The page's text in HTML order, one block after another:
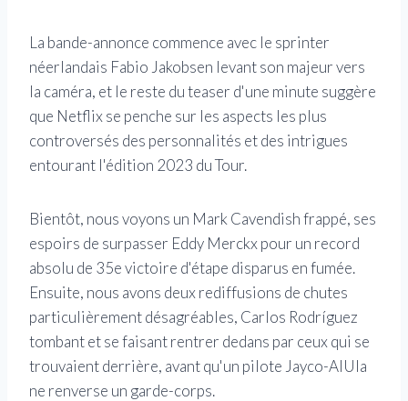
La bande-annonce commence avec le sprinter
néerlandais Fabio Jakobsen levant son majeur vers
la caméra, et le reste du teaser d'une minute suggère
que Netflix se penche sur les aspects les plus
controversés des personnalités et des intrigues
entourant l'édition 2023 du Tour.
Bientôt, nous voyons un Mark Cavendish frappé, ses
espoirs de surpasser Eddy Merckx pour un record
absolu de 35e victoire d'étape disparus en fumée.
Ensuite, nous avons deux rediffusions de chutes
particulièrement désagréables, Carlos Rodríguez
tombant et se faisant rentrer dedans par ceux qui se
trouvaient derrière, avant qu'un pilote Jayco-AlUla
ne renverse un garde-corps.